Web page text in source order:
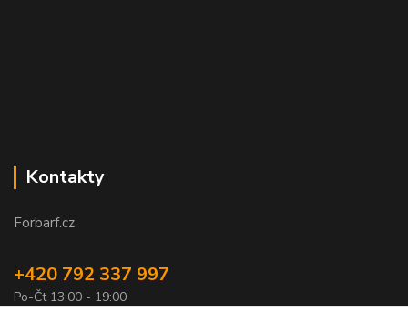
Kontakty
Forbarf.cz
+420 792 337 997
Po-Čt 13:00 - 19:00